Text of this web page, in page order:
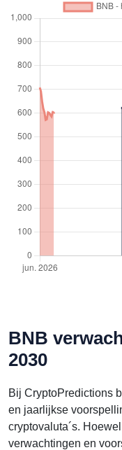
BNB
2030
Bij CryptoPredictions
en jaarlijkse
cryptovaluta´s.
verwachtingen en